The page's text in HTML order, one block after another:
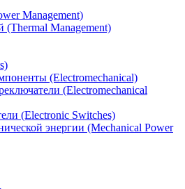
Management)
(Thermal Management)
(Electromechanical)
(Electromechanical
(Electronic Switches)
энергии (Mechanical Power